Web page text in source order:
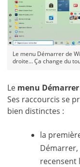
Le menu Démarrer de
droite… Ça change du
Le menu Démarrer
Ses raccourcis se
bien distinctes :
la
recensent